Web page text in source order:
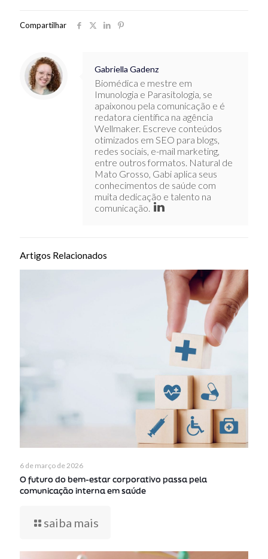
Compartilhar
Gabriella Gadenz
Biomédica e mestre em
Imunologia e Parasitologia, se
apaixonou pela comunicação e é
redatora científica na agência
Wellmaker. Escreve conteúdos
otimizados em SEO para blogs,
redes sociais, e-mail marketing,
entre outros formatos. Natural de
Mato Grosso, Gabi aplica seus
conhecimentos de saúde com
muita dedicação e talento na
comunicação.
Artigos Relacionados
6 de março de 2026
O futuro do bem-estar corporativo passa pela
comunicação interna em saúde
saiba mais